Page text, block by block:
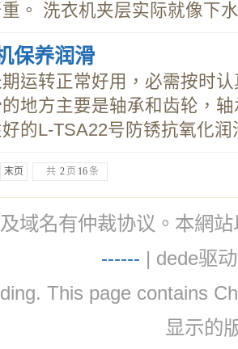
。 洗衣机夹层实际就像下
保养润滑
运转正常好用，必需按时
地方主要是轴承和齿轮，
的L-TSA22号防锈抗氧化润
末页 共 2 页 16 条
域名有仲裁协议。本網
------ | dede驱
This page contains
显示的